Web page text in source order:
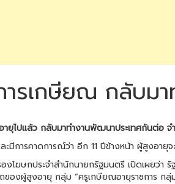
ารเกษียณ กลับม
ยุไปแล้ว กลับมาทำงานพัฒนาประเทศกันต่อ
ะมีการคาดการณ์ว่า อีก 11 ปีข้างหน้า ผู้สูงอ
ฆษกประจำสำนักนายกรัฐมนตรี เปิดเผยว่า
องผู้สูงอายุ กลุ่ม “ครูเกษียณอายุราชการ กลุ่